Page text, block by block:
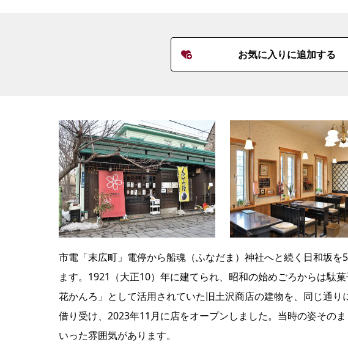
お気に入りに追加する
市電「末広町」電停から船魂（ふなだま）神社へと続く日和坂
ます。1921（大正10）年に建てられ、昭和の始めごろからは駄
花かんろ」として活用されていた旧土沢商店の建物を、同じ通
借り受け、2023年11月に店をオープンしました。当時の姿その
いった雰囲気があります。